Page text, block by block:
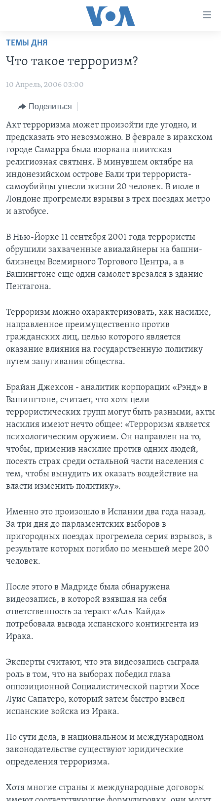
Перейти
основной
Перейти
навигации
Перейти
поиск
АМЕРИКА
НОВОСТИ ЗА МИНУТУ
ИТОГИ
ПОЧЕМУ ЭТО ВАЖНО?
ДИСКУССИЯ VOA
ДЕТАЛИ
АМЕРИКА. БОЛЬШОЕ ПУТЕШЕСТВИЕ
ПРОЕКТЫ
УЧИМ АНГЛИЙСКИЙ
НАША АМЕРИКАНСКАЯ ИСТОРИЯ
А КАК В АМЕРИКЕ?
АРТЕФАКТЫ
АМЕРИКАНСКИЕ ГОРОДКИ
ЭКСПЕРТИЗА
ИНТЕРВЬЮ
ФАКТЫ ПРОТИВ ФЕЙКОВ
ЗА СВОБОДУ ПРЕССЫ
УЧИМ АНГЛИЙСКИЙ
ВИДЕО
ПОДПИСКА НА НОВОСТИ
Learning English
СОЦИАЛЬНЫЕ СЕТИ
Языки
ТЕМЫ ДНЯ
Что такое терроризм?
10 Апрель, 2006 03:00
Поделиться
Акт терроризма может произойти где угодно, и
предсказать это невозможно. В феврале в иракском
городе Самарра была взорвана шиитская
религиозная святыня. В минувшем октябре на
индонезийском острове Бали три террориста-
самоубийцы унесли жизни 20 человек. В июле в
Лондоне прогремели взрывы в трех поездах метро
и автобусе.
В Нью-Йорке 11 сентября 2001 года террористы
обрушили захваченные авиалайнеры на башни-
близнецы Всемирного Торгового Центра, а в
Вашингтоне еще один самолет врезался в здание
Пентагона.
Терроризм можно охарактеризовать, как насилие,
направленное преимущественно против
гражданских лиц, целью которого является
оказание влияния на государственную политику
путем запугивания общества.
Брайан Джексон - аналитик корпорации «Рэнд» в
Вашингтоне, считает, что хотя цели
террористических групп могут быть разными, акты
насилия имеют нечто общее: «Терроризм является
психологическим оружием. Он направлен на то,
чтобы, применив насилие против одних людей,
посеять страх среди остальной части населения с
тем, чтобы вынудить их оказать воздействие на
власти изменить политику».
Именно это произошло в Испании два года назад.
За три дня до парламентских выборов в
пригородных поездах прогремела серия взрывов, в
результате которых погибло по меньшей мере 200
человек.
После этого в Мадриде была обнаружена
видеозапись, в которой взявшая на себя
ответственность за теракт «Аль-Кайда»
потребовала вывода испанского контингента из
Ирака.
Эксперты считают, что эта видеозапись сыграла
роль в том, что на выборах победил глава
оппозиционной Социалистической партии Хосе
Луис Сапатеро, который затем быстро вывел
испанские войска из Ирака.
По сути дела, в национальном и международном
законодательстве существуют юридические
определения терроризма.
Хотя многие страны и международные договоры